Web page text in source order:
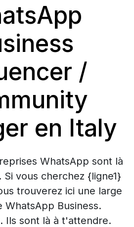
/
en Italy
WhatsApp sont là
Si vous cherchez {ligne1}
trouverez ici une large
WhatsApp Business.
Ils sont là à t'attendre.